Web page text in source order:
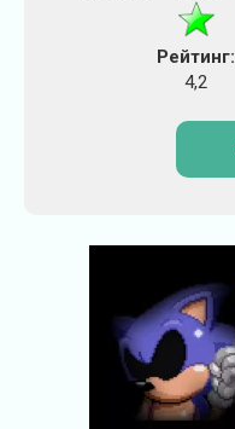
Рейтинг:
4,2